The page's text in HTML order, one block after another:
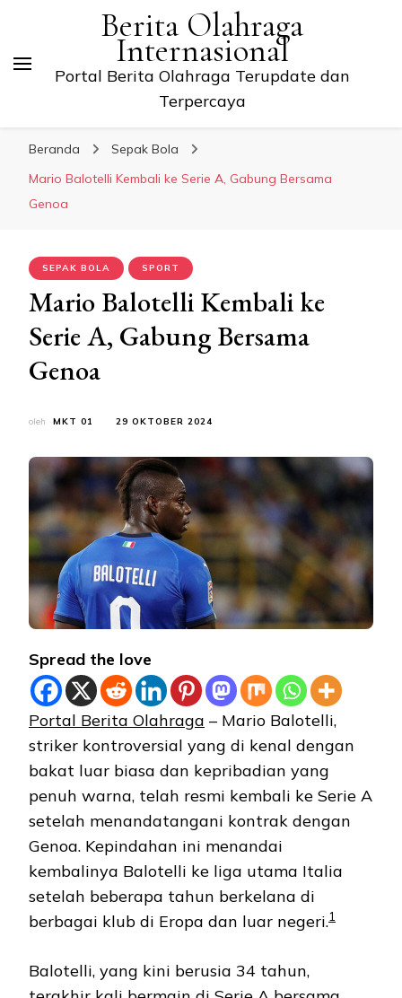
Berita Olahraga
Internasional
Portal Berita Olahraga Terupdate dan
Terpercaya
Beranda
Sepak Bola
Mario Balotelli Kembali ke Serie A, Gabung Bersama
Genoa
SEPAK BOLA SPORT
Mario Balotelli Kembali ke
Serie A, Gabung Bersama
Genoa
oleh MKT 01 29 OKTOBER 2024
Spread the love
Portal Berita Olahraga – Mario Balotelli,
striker kontroversial yang di kenal dengan
bakat luar biasa dan kepribadian yang
penuh warna, telah resmi kembali ke Serie A
setelah menandatangani kontrak dengan
Genoa. Kepindahan ini menandai
kembalinya Balotelli ke liga utama Italia
setelah beberapa tahun berkelana di
berbagai klub di Eropa dan luar negeri.1
Balotelli, yang kini berusia 34 tahun,